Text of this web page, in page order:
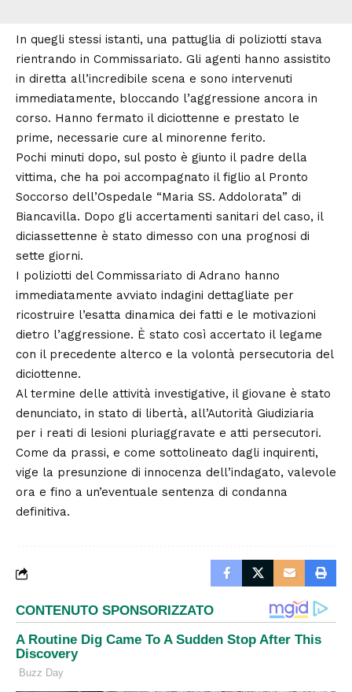
In quegli stessi istanti, una pattuglia di poliziotti stava
rientrando in Commissariato. Gli agenti hanno assistito
in diretta all’incredibile scena e sono intervenuti
immediatamente, bloccando l’aggressione ancora in
corso. Hanno fermato il diciottenne e prestato le
prime, necessarie cure al minorenne ferito.
Pochi minuti dopo, sul posto è giunto il padre della
vittima, che ha poi accompagnato il figlio al Pronto
Soccorso dell’Ospedale “Maria SS. Addolorata” di
Biancavilla. Dopo gli accertamenti sanitari del caso, il
diciassettenne è stato dimesso con una prognosi di
sette giorni.
I poliziotti del Commissariato di Adrano hanno
immediatamente avviato indagini dettagliate per
ricostruire l’esatta dinamica dei fatti e le motivazioni
dietro l’aggressione. È stato così accertato il legame
con il precedente alterco e la volontà persecutoria del
diciottenne.
Al termine delle attività investigative, il giovane è stato
denunciato, in stato di libertà, all’Autorità Giudiziaria
per i reati di lesioni pluriaggravate e atti persecutori.
Come da prassi, e come sottolineato dagli inquirenti,
vige la presunzione di innocenza dell’indagato, valevole
ora e fino a un’eventuale sentenza di condanna
definitiva.